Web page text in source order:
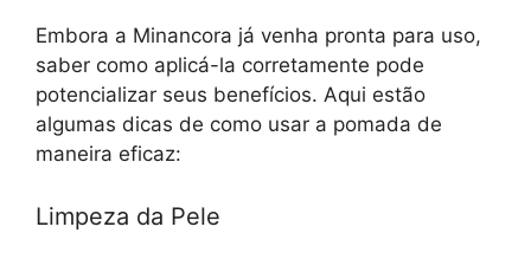
Embora a Minancora já venha pronta para uso,
saber como aplicá-la corretamente pode
potencializar seus benefícios. Aqui estão
algumas dicas de como usar a pomada de
maneira eficaz:
Limpeza da Pele